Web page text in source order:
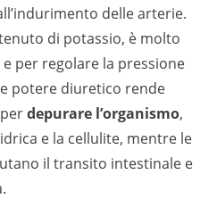
delle arterie.
di potassio, è molto
per regolare la pressione
potere diuretico rende
depurare l’organismo,
e la cellulite, mentre le
il transito intestinale e